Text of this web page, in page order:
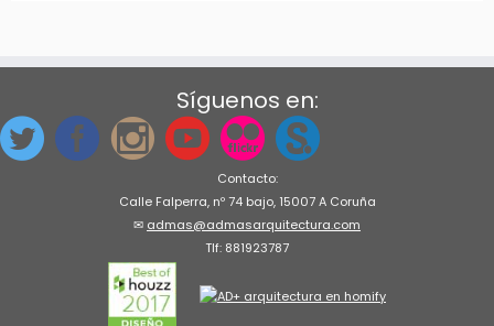
Síguenos en:
Contacto:
Calle Falperra, nº 74 bajo, 15007 A Coruña
✉ admas@admasarquitectura.com
Tlf: 881923787